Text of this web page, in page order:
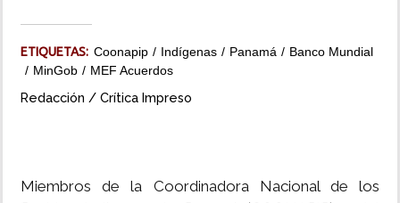
ETIQUETAS: Coonapip Indígenas Panamá
Banco Mundial
MinGob
MEF Acuerdos
Redacción / Crítica Impreso
Miembros de la Coordinadora Nacional de los